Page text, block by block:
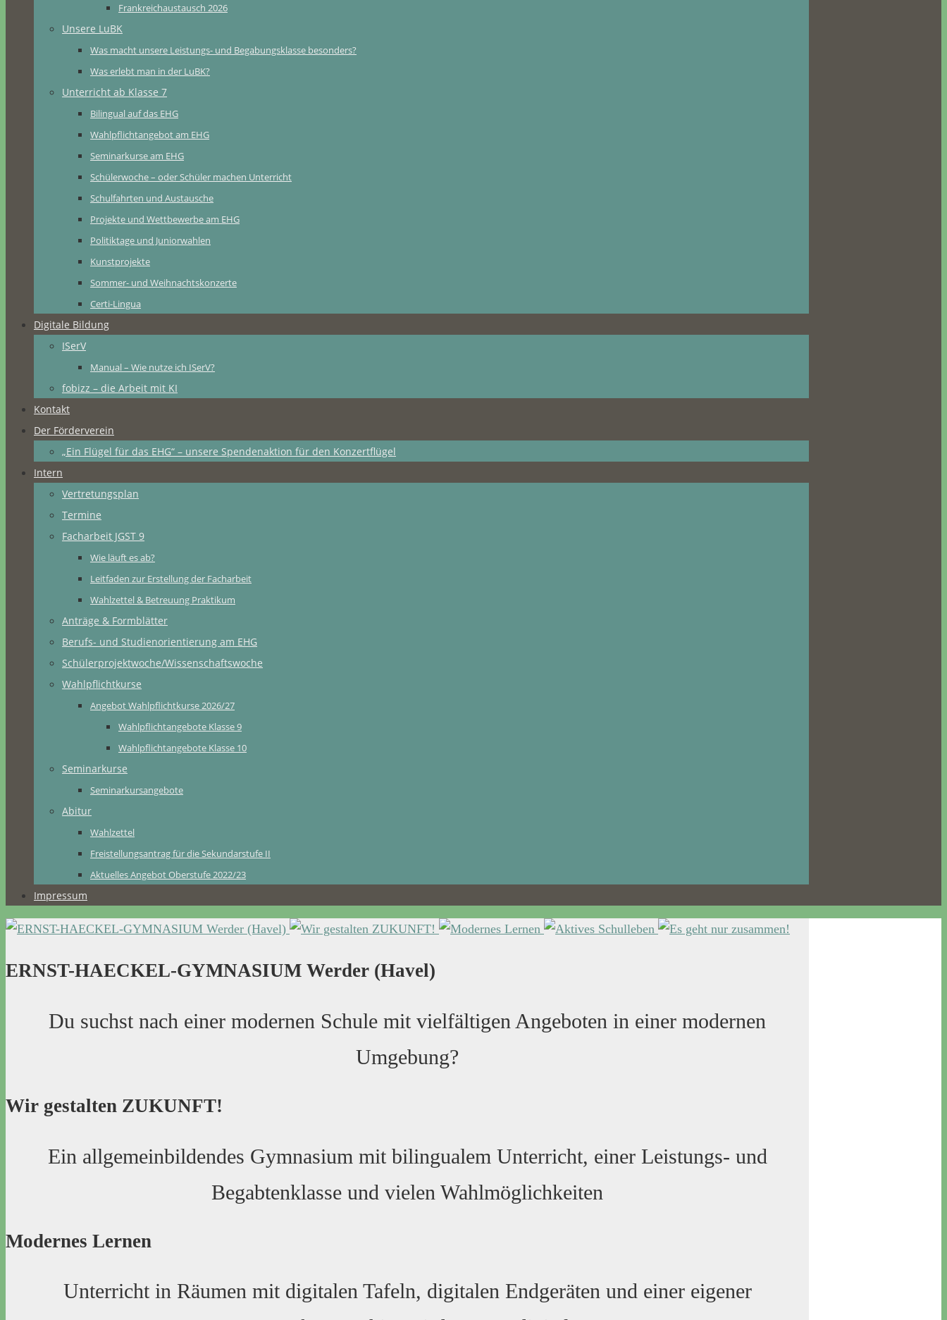
Frankreichaustausch 2026
Unsere LuBK
Was macht unsere Leistungs- und Begabungsklasse besonders?
Was erlebt man in der LuBK?
Unterricht ab Klasse 7
Bilingual auf das EHG
Wahlpflichtangebot am EHG
Seminarkurse am EHG
Schülerwoche – oder Schüler machen Unterricht
Schulfahrten und Austausche
Projekte und Wettbewerbe am EHG
Politiktage und Juniorwahlen
Kunstprojekte
Sommer- und Weihnachtskonzerte
Certi-Lingua
Digitale Bildung
ISerV
Manual – Wie nutze ich ISerV?
fobizz – die Arbeit mit KI
Kontakt
Der Förderverein
„Ein Flügel für das EHG“ – unsere Spendenaktion für den Konzertflügel
Intern
Vertretungsplan
Termine
Facharbeit JGST 9
Wie läuft es ab?
Leitfaden zur Erstellung der Facharbeit
Wahlzettel & Betreuung Praktikum
Anträge & Formblätter
Berufs- und Studienorientierung am EHG
Schülerprojektwoche/Wissenschaftswoche
Wahlpflichtkurse
Angebot Wahlpflichtkurse 2026/27
Wahlpflichtangebote Klasse 9
Wahlpflichtangebote Klasse 10
Seminarkurse
Seminarkursangebote
Abitur
Wahlzettel
Freistellungsantrag für die Sekundarstufe II
Aktuelles Angebot Oberstufe 2022/23
Impressum
ERNST-HAECKEL-GYMNASIUM Werder (Havel)
Du suchst nach einer modernen Schule mit vielfältigen Angeboten in einer modernen
Umgebung?
Wir gestalten ZUKUNFT!
Ein allgemeinbildendes Gymnasium mit bilingualem Unterricht, einer Leistungs- und
Begabtenklasse und vielen Wahlmöglichkeiten
Modernes Lernen
Unterricht in Räumen mit digitalen Tafeln, digitalen Endgeräten und einer eigener